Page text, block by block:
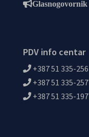
Glasnogovornik
PDV info centar
+387 51 335-256
+387 51 335-257
+387 51 335-197